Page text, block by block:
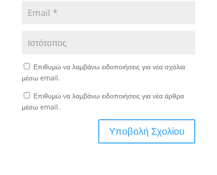
Επιθυμώ να λαμβάνω ειδοποιήσεις για νέα σχόλια
μέσω email.
Επιθυμώ να λαμβάνω ειδοποιήσεις για νέα άρθρα
μέσω email.